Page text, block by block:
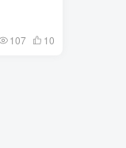
107 10